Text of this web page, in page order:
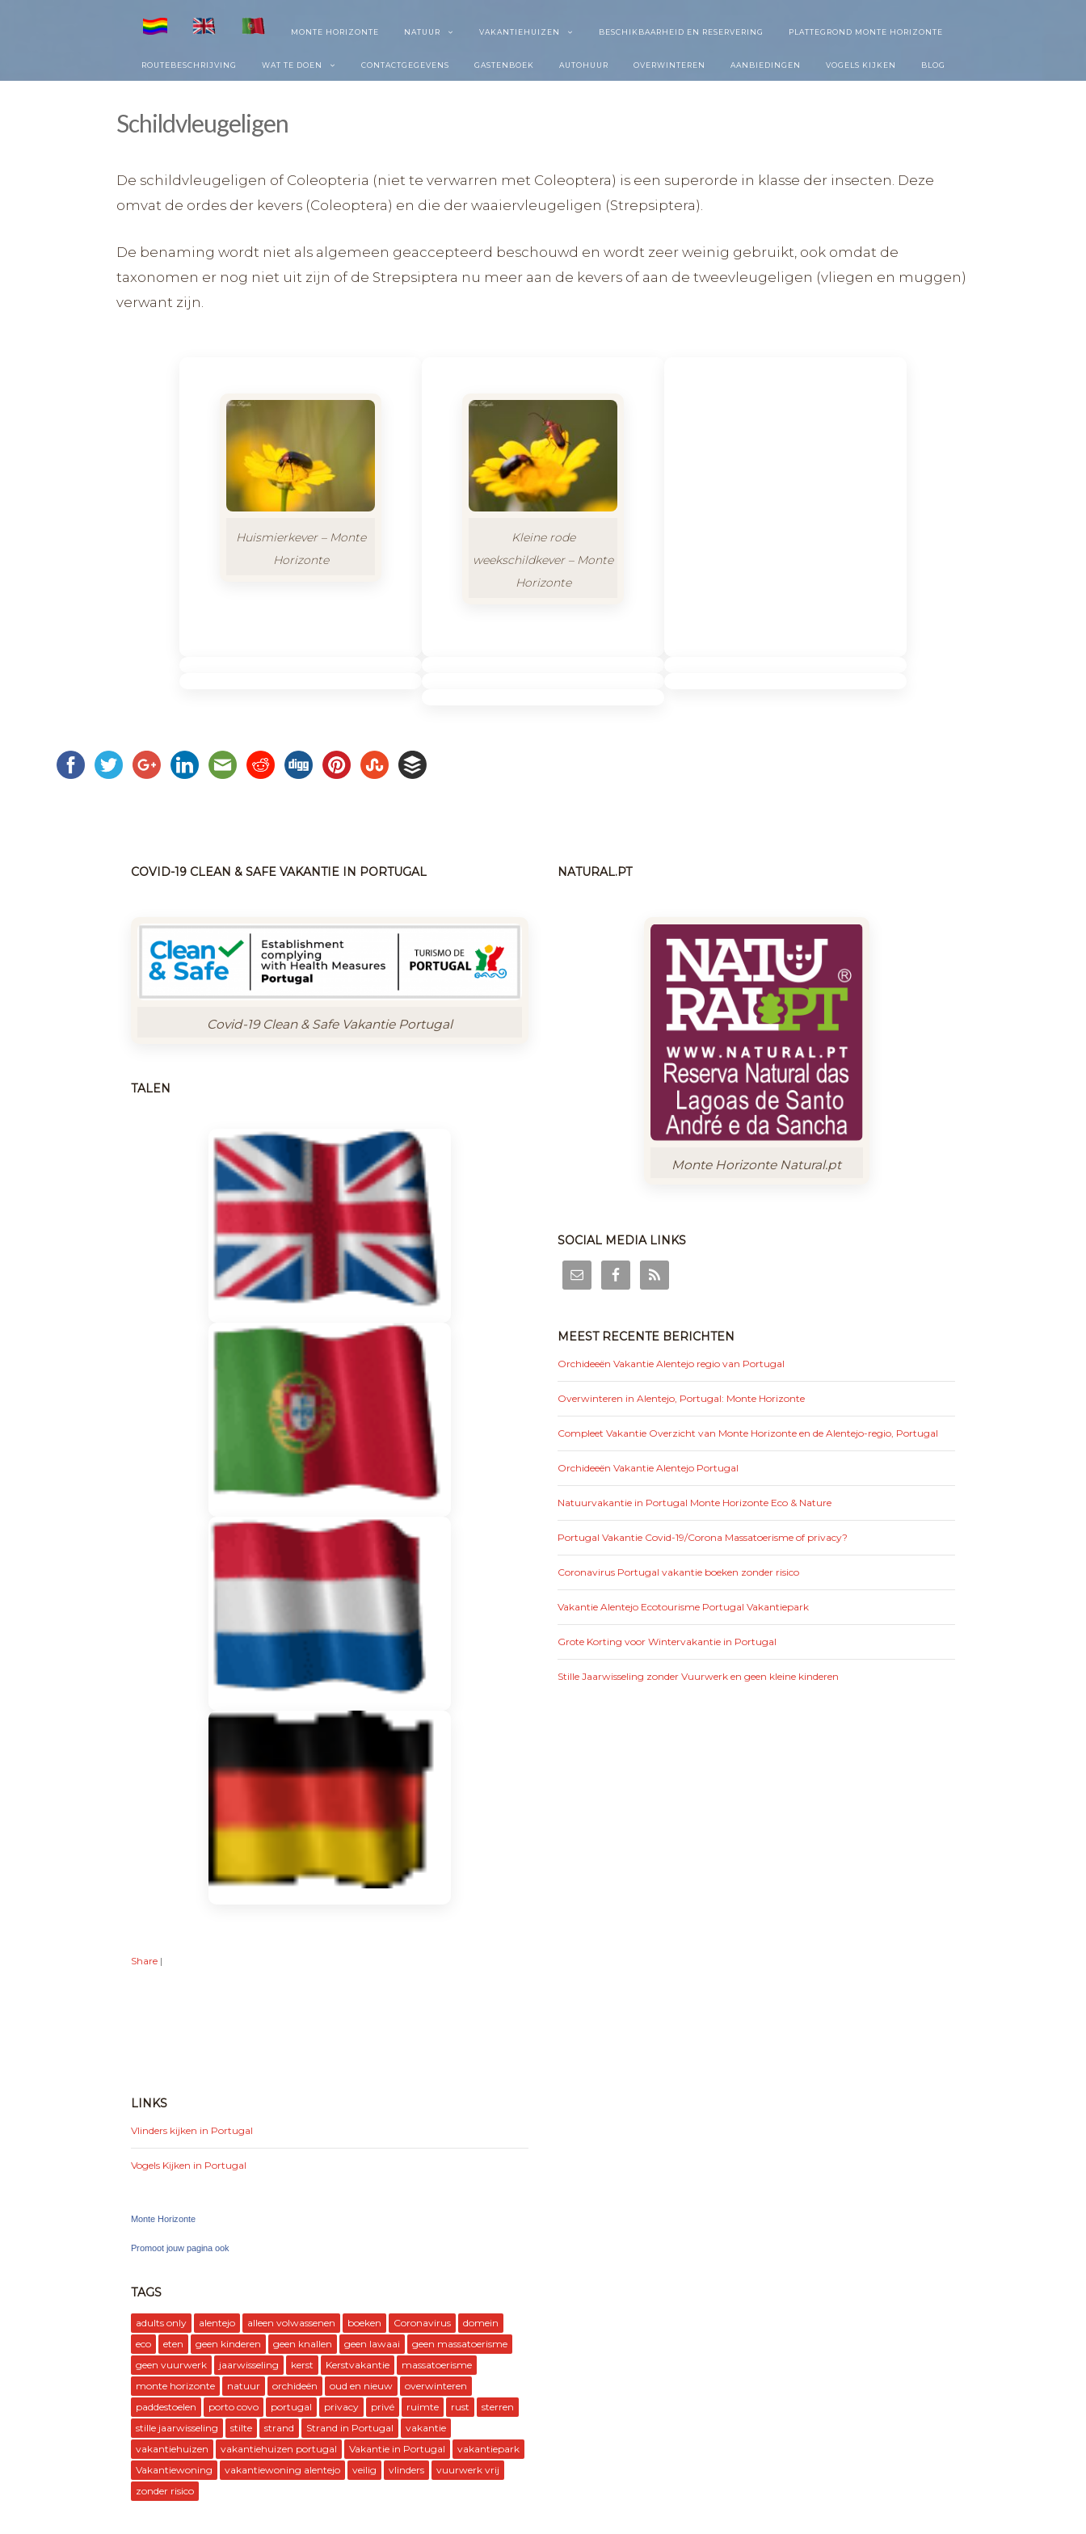
MONTE HORIZONTE NATUUR VAKANTIEHUIZEN BESCHIKBAARHEID EN RESERVERING PLATTEGROND MONTE HORIZONTE
ROUTEBESCHRIJVING WAT TE DOEN CONTACTGEGEVENS GASTENBOEK AUTOHUUR OVERWINTEREN AANBIEDINGEN VOGELS KIJKEN BLOG
Schildvleugeligen
De schildvleugeligen of Coleopteria (niet te verwarren met Coleoptera) is een superorde in klasse der insecten. Deze
omvat de ordes der kevers (Coleoptera) en die der waaiervleugeligen (Strepsiptera).
De benaming wordt niet als algemeen geaccepteerd beschouwd en wordt zeer weinig gebruikt, ook omdat de
taxonomen er nog niet uit zijn of de Strepsiptera nu meer aan de kevers of aan de tweevleugeligen (vliegen en muggen)
verwant zijn.
Huismierkever – Monte
Horizonte
Kleine rode
weekschildkever – Monte
Horizonte
COVID-19 CLEAN & SAFE VAKANTIE IN PORTUGAL
Covid-19 Clean & Safe Vakantie Portugal
TALEN
Share |
LINKS
Vlinders kijken in Portugal
Vogels Kijken in Portugal
Monte Horizonte
Promoot jouw pagina ook
TAGS
adults only alentejo alleen volwassenen boeken Coronavirus
domein
eco
eten geen kinderen geen knallen geen lawaai
geen massatoerisme
geen vuurwerk
jaarwisseling kerst Kerstvakantie
massatoerisme
monte horizonte
natuur orchideën oud en nieuw
overwinteren
paddestoelen
porto covo portugal privacy privé ruimte rust
sterren
stille jaarwisseling
stilte strand Strand in Portugal
vakantie
vakantiehuizen
vakantiehuizen portugal Vakantie in Portugal
vakantiepark
Vakantiewoning
vakantiewoning alentejo veilig vlinders
vuurwerk vrij
zonder risico
NATURAL.PT
Monte Horizonte Natural.pt
SOCIAL MEDIA LINKS
MEEST RECENTE BERICHTEN
Orchideeën Vakantie Alentejo regio van Portugal
Overwinteren in Alentejo, Portugal: Monte Horizonte
Compleet Vakantie Overzicht van Monte Horizonte en de Alentejo-regio, Portugal
Orchideeën Vakantie Alentejo Portugal
Natuurvakantie in Portugal Monte Horizonte Eco & Nature
Portugal Vakantie Covid-19/Corona Massatoerisme of privacy?
Coronavirus Portugal vakantie boeken zonder risico
Vakantie Alentejo Ecotourisme Portugal Vakantiepark
Grote Korting voor Wintervakantie in Portugal
Stille Jaarwisseling zonder Vuurwerk en geen kleine kinderen